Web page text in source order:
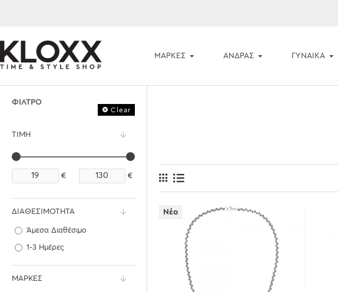
ΜΆΡΚΕΣ ΑΝΔΡΑΣ ΓΥΝΑΙΚΑ
ΦΊΛΤΡΟ
Clear
ΤΙΜΉ
€ €
ΜΆΡΚΕΣ
ΔΙΑΘΕΣΙΜΌΤΗΤΑ
Άμεσα Διαθέσιμο
1-3 Ημέρες
Νέο